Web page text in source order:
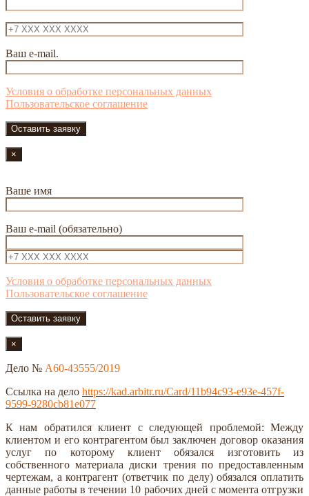
Ваш e-mail.
Условия о обработке персональных данных
Пользовательское соглашение
×
Ваше имя
Ваш e-mail (обязательно)
Условия о обработке персональных данных
Пользовательское соглашение
×
Дело № А60-43555/2019
Ссылка на дело https://kad.arbitr.ru/Card/11b94c93-e93e-457f-
9599-9280cb81e077
К нам обратился клиент с следующей проблемой: Между
клиентом и его контрагентом был заключен договор оказания
услуг по которому клиент обязался изготовить из
собственного материала диски трения по предоставленным
чертежам, а контрагент (ответчик по делу) обязался оплатить
данные работы в течении 10 рабочих дней с момента отгрузки